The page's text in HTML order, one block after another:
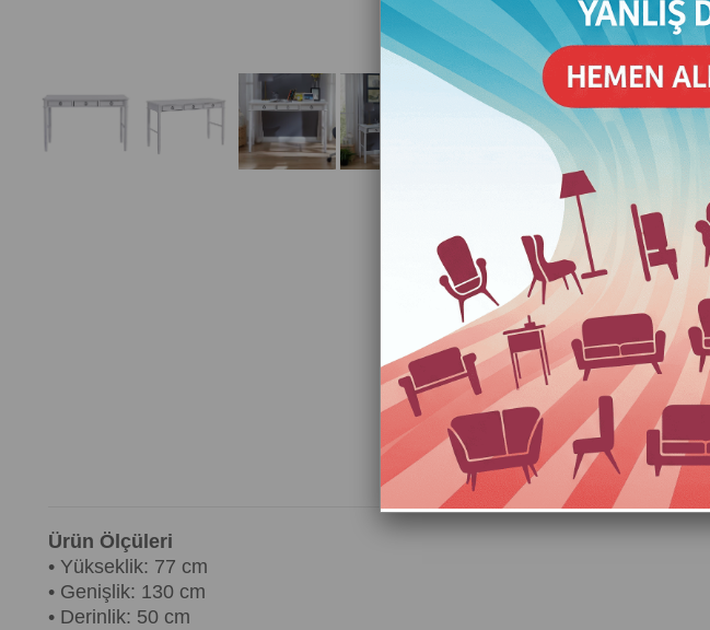
Favorilere Ekle Kargo Bedava
ÜRÜN ÖZELLIKLERI
Ürün Ölçüleri
• Yükseklik: 77 cm
• Genişlik: 130 cm
• Derinlik: 50 cm